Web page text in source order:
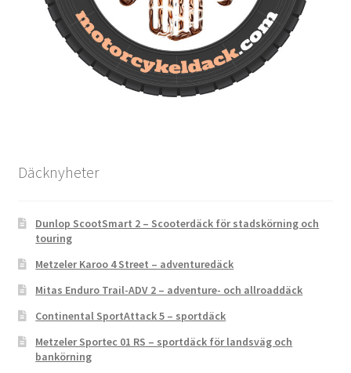
Däcknyheter
Dunlop ScootSmart 2 – Scooterdäck för stadskörning och
touring
Metzeler Karoo 4 Street – adventuredäck
Mitas Enduro Trail-ADV 2 – adventure- och allroaddäck
Continental SportAttack 5 – sportdäck
Metzeler Sportec 01 RS – sportdäck för landsväg och
bankörning